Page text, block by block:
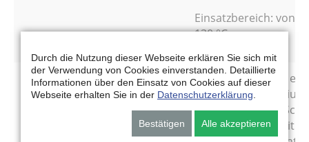
Einsatzbereich: von -
130 °C
Zahradnik
S-Fett MP-3-HR
S-Fett MP-3-HR ist ein
hochwertiges
Seifenfett für die
von Wälz- und
Durch die Nutzung dieser Webseite erklären Sie sich mit
der Verwendung von Cookies einverstanden. Detaillierte
Informationen über den Einsatz von Cookies auf dieser
Webseite erhalten Sie in der Datenschutzerklärung
Bestätigen Alle akzeptieren